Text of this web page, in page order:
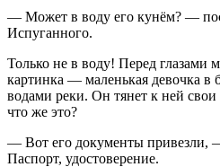
— Может в воду его кунём? —
Испуганного.
Только не в воду! Перед глазами
картинка — маленькая девочка в
водами реки. Он тянет к ней
что же это?
— Вот его документы
Паспорт, удостоверение.